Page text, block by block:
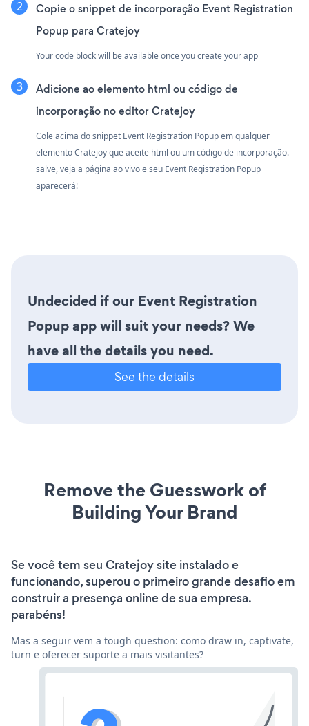
Copie o snippet de incorporação Event Registration
Popup para Cratejoy
Your code block will be available once you create your app
Adicione ao elemento html ou código de
incorporação no editor Cratejoy
Cole acima do snippet Event Registration Popup em qualquer
elemento Cratejoy que aceite html ou um código de incorporação.
salve, veja a página ao vivo e seu Event Registration Popup
aparecerá!
Undecided if our Event Registration
Popup app will suit your needs? We
have all the details you need.
See the details
Remove the Guesswork of
Building Your Brand
Se você tem seu Cratejoy site instalado e
funcionando, superou o primeiro grande desafio em
construir a presença online de sua empresa.
parabéns!
Mas a seguir vem a tough question: como draw in, captivate,
turn e oferecer suporte a mais visitantes?